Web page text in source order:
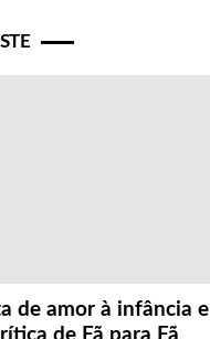
de amor à infância e